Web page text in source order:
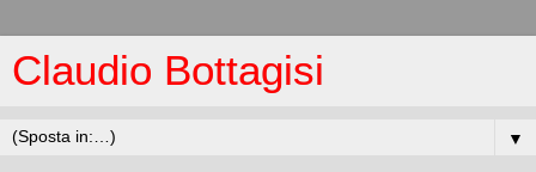
Claudio Bottagisi
▼